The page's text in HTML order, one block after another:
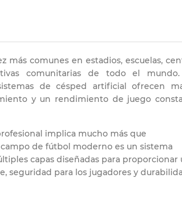
más comunes en estadios, escuelas,
comunitarias de todo el
de césped artificial ofrecen
y un rendimiento de juego
implica mucho más que
de fútbol moderno es un sistema
capas diseñadas para proporcionar
seguridad para los jugadores y